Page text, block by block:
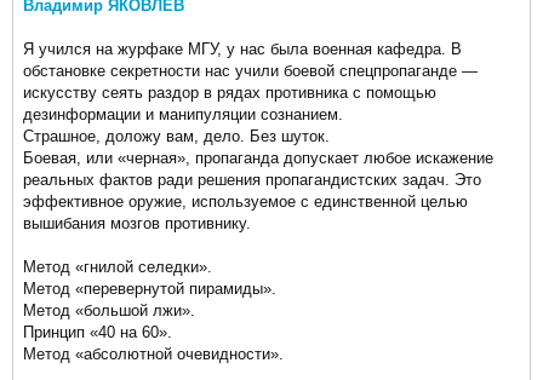
Владимир ЯКОВЛЕВ
Я учился на журфаке МГУ, у нас была военная кафедра. В
обстановке секретности нас учили боевой спецпропаганде —
искусству сеять раздор в рядах противника с помощью
дезинформации и манипуляции сознанием.
Страшное, доложу вам, дело. Без шуток.
Боевая, или «черная», пропаганда допускает любое искажение
реальных фактов ради решения пропагандистских задач. Это
эффективное оружие, используемое с единственной целью
вышибания мозгов противнику.
Метод «гнилой селедки».
Метод «перевернутой пирамиды».
Метод «большой лжи».
Принцип «40 на 60».
Метод «абсолютной очевидности».